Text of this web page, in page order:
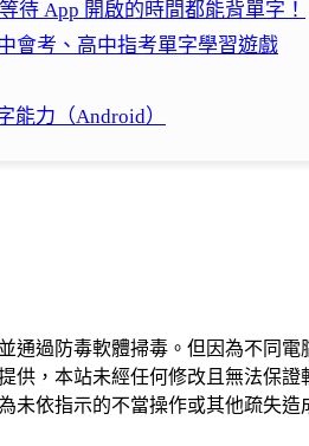
待 App 開啟的時間都能背單字！
會考、高中指考單字學習遊戲
力（Android）
通過防毒軟體掃毒。但因為不同
，本站未經任何修改且無法保
依指示的不當操作或其他疏失